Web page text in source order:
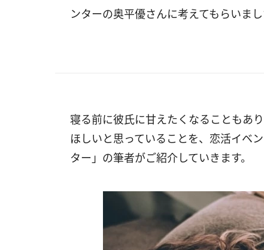
ンターの奥平優さんに考えてもらいまし
寝る前に彼氏に甘えたくなることもあ
ほしいと思っていることを、恋活イベ
ター」の筆者がご紹介していきます。